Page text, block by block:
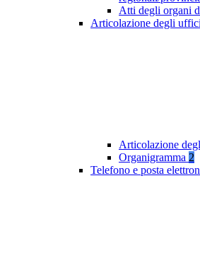
Atti degli organi
Articolazione degli uffici
Articolazione
Organigramma 2
Telefono e posta